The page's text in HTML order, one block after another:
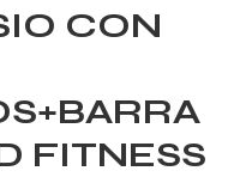
CON
FITNESS